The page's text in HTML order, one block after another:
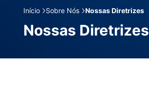
Início Sobre Nós Nossas Diretrizes
Nossas Diretrizes